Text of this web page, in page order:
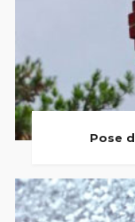
Pose